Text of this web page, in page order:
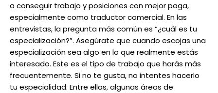
a conseguir trabajo y posiciones con mejor paga,
especialmente como traductor comercial. En las
entrevistas, la pregunta más común es “¿cuál es tu
especialización?”. Asegúrate que cuando escojas una
especialización sea algo en lo que realmente estás
interesado. Este es el tipo de trabajo que harás más
frecuentemente. Si no te gusta, no intentes hacerlo
tu especialidad. Entre ellas, algunas áreas de